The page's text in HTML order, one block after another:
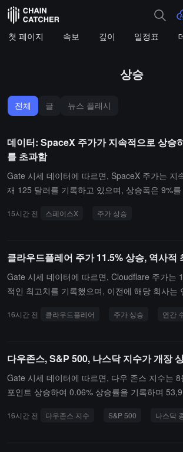
첫 페이지 속보 깊이 일정표
상승
전체 글 뉴스 플래시
데이터: SpaceX 주가가 지속적으로 상승
를 초과함
Gate 시세 데이터에 따르면, SpaceX 주가는 지
재 125 달러를 기록하고 있으며, 상승폭은 9%
15시간 전 스페이스X 주가 상승
클라우드플레어 주가 11.5% 상승, 역사적
Gate 시세 데이터에 따르면, Cloudflare 주가는
적인 최고치를 기록했으며, 이전에 해당 회사는
16시간 전 클라우드플레어 주가 상승 연간
다우존스, S&P 500, 나스닥 지수가 개장
Gate 시세 데이터에 따르면, 다우 존스 지수는
포인트 상승하여 0.06% 상승률을 기록하며
승률을 기록하며 7,731.39 포인트에 도달했습니
16시간 전 다우존스 지수 S&P 500 나스닥